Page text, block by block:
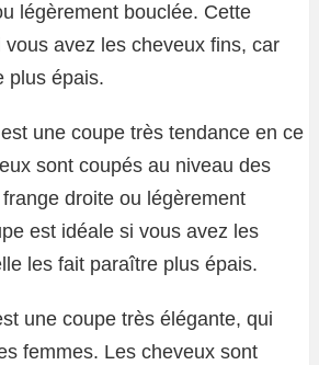
légèrement bouclée. Cette
avez les cheveux fins, car
plus épais.
est une coupe très tendance en ce
sont coupés au niveau des
droite ou légèrement
est idéale si vous avez les
les fait paraître plus épais.
une coupe très élégante, qui
femmes. Les cheveux sont